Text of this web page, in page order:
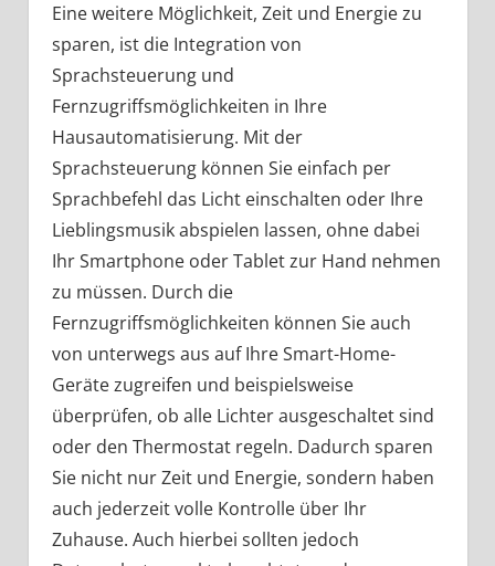
Eine weitere Möglichkeit, Zeit und Energie zu
sparen, ist die Integration von
Sprachsteuerung und
Fernzugriffsmöglichkeiten in Ihre
Hausautomatisierung. Mit der
Sprachsteuerung können Sie einfach per
Sprachbefehl das Licht einschalten oder Ihre
Lieblingsmusik abspielen lassen, ohne dabei
Ihr Smartphone oder Tablet zur Hand nehmen
zu müssen. Durch die
Fernzugriffsmöglichkeiten können Sie auch
von unterwegs aus auf Ihre Smart-Home-
Geräte zugreifen und beispielsweise
überprüfen, ob alle Lichter ausgeschaltet sind
oder den Thermostat regeln. Dadurch sparen
Sie nicht nur Zeit und Energie, sondern haben
auch jederzeit volle Kontrolle über Ihr
Zuhause. Auch hierbei sollten jedoch